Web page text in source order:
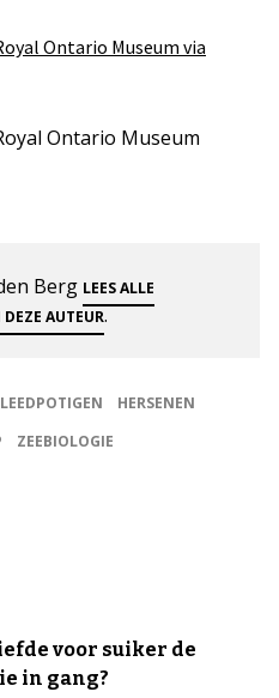
Ontario Museum via
Ontario Museum
Berg LEES ALLE
AUTEUR.
HERSENEN
ZEEBIOLOGIE
voor suiker de
in gang?